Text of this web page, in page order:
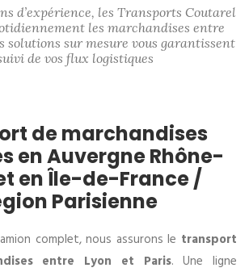
d’expérience, les Transports Coutarel
les marchandises entre
solutions sur mesure vous garantissent
de vos flux logistiques
de marchandises
en Auvergne Rhône-
en Île-de-France /
Parisienne
complet, nous assurons le transport
entre Lyon et Paris. Une ligne